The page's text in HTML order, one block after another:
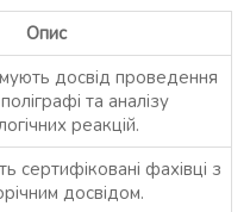
Опис
досвід проведення
та аналізу
реакцій.
сертифіковані фахівці з
досвідом.